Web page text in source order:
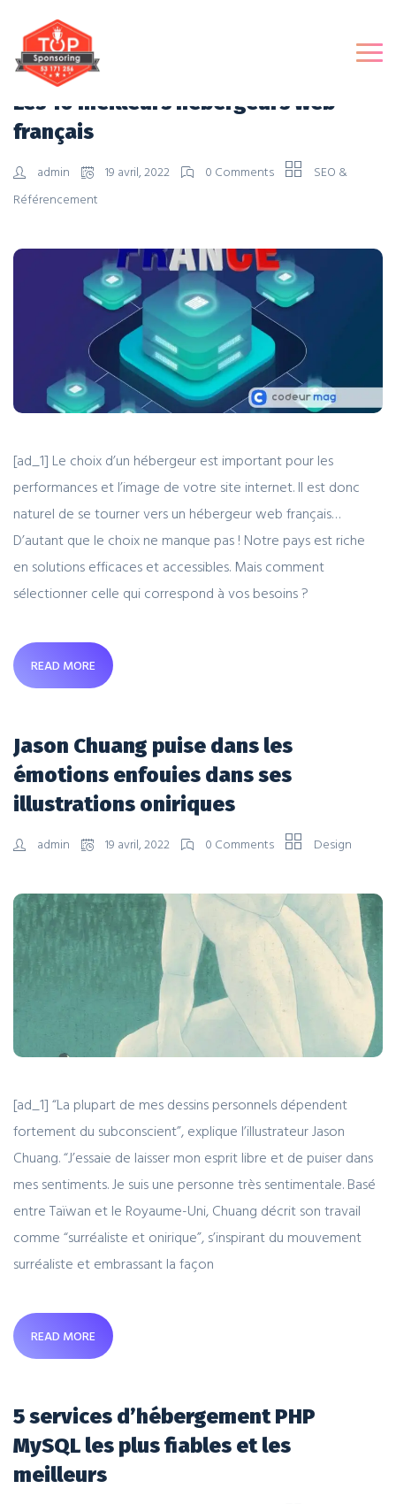
Les 10 meilleurs hébergeurs web
français
admin 19 avril, 2022 0 Comments
SEO &
Référencement
[ad_1] Le choix d’un hébergeur est important pour les
performances et l’image de votre site internet. Il est donc
naturel de se tourner vers un hébergeur web français…
D’autant que le choix ne manque pas ! Notre pays est riche
en solutions efficaces et accessibles. Mais comment
sélectionner celle qui correspond à vos besoins ?
READ MORE
Jason Chuang puise dans les
émotions enfouies dans ses
illustrations oniriques
admin 19 avril, 2022 0 Comments Design
[ad_1] “La plupart de mes dessins personnels dépendent
fortement du subconscient”, explique l’illustrateur Jason
Chuang. “J’essaie de laisser mon esprit libre et de puiser dans
mes sentiments. Je suis une personne très sentimentale. Basé
entre Taïwan et le Royaume-Uni, Chuang décrit son travail
comme “surréaliste et onirique”, s’inspirant du mouvement
surréaliste et embrassant la façon
READ MORE
5 services d’hébergement PHP
MySQL les plus fiables et les
meilleurs